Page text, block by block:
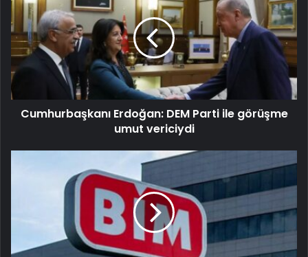
Cumhurbaşkanı Erdoğan: DEM Parti ile görüşme
umut vericiydi